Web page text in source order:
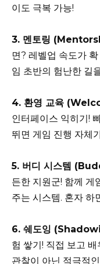
이도 극복 가능!
3. 멘토링
면? 레벨업 속도가
임 초반의 험난한 길
4. 환영 교육
인터페이스 익히기!
뛰면 게임 진행 자체
5. 버디 시스템
든한 지원군! 함께 게
주는 시스템. 혼자 하
6. 쉐도잉
험 쌓기! 직접 보고
관찰이 아닌 적극적